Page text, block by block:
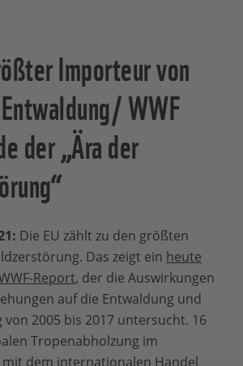
Importeur von
WWF
der „Ära der
Die EU zählt zu den größten
Das zeigt ein heute
Report, der die Auswirkungen
auf die Entwaldung und
2005 bis 2017 untersucht. 16
Tropenabholzung im
dem internationalen Handel